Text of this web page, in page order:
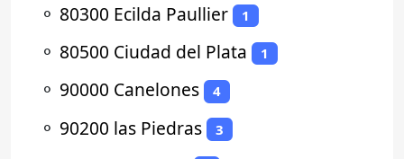
⚬ 80300 Ecilda Paullier 1
⚬ 80500 Ciudad del Plata 1
⚬ 90000 Canelones 4
⚬ 90200 las Piedras 3